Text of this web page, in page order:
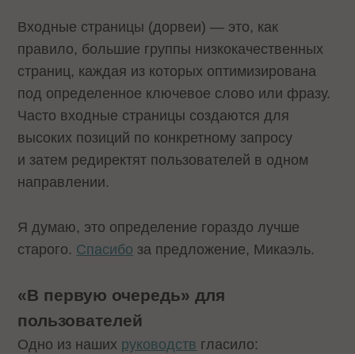
Входные страницы (дорвеи) — это, как
правило, большие группы низкокачественных
страниц, каждая из которых оптимизирована
под определенное ключевое слово или фразу.
Часто входные страницы создаются для
высоких позиций по конкретному запросу
и затем редиректят пользователей в одном
направлении.
Я думаю, это определение гораздо лучше
старого. Спасибо за предложение, Микаэль.
«В первую очередь» для
пользователей
Одно из наших руководств гласило: